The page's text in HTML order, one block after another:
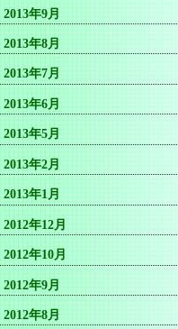
2013年9月
2013年8月
2013年7月
2013年6月
2013年5月
2013年2月
2013年1月
2012年12月
2012年10月
2012年9月
2012年8月